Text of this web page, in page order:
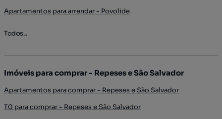
Apartamentos para arrendar - Povolide
Todos...
Imóveis para comprar - Repeses e São Salvador
Apartamentos para comprar - Repeses e São Salvador
T0 para comprar - Repeses e São Salvador